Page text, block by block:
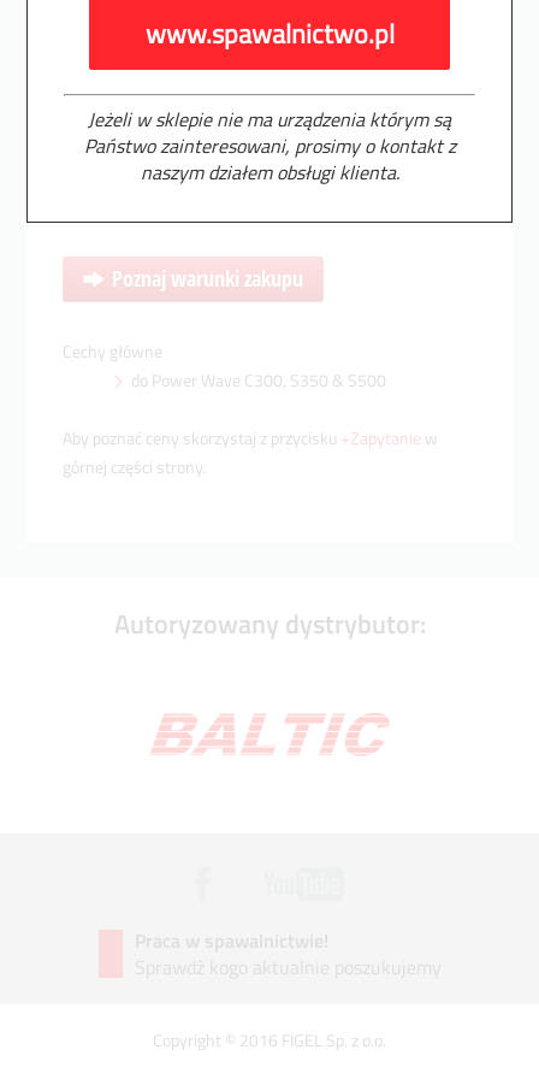
Opis
Dane techniczne
Poznaj warunki zakupu
Cechy główne
do Power Wave C300, S350 & S500
Aby poznać ceny skorzystaj z przycisku +Zapytanie w
górnej części strony.
Autoryzowany dystrybutor:
Copyright © 2016 FIGEL Sp. z o.o.
www.spawalnictwo.pl
Jeżeli w sklepie nie ma produktu którym jesteś
zainteresowany, prosimy o kontakt z naszym
działem obsługi klienta.
www.spawalnictwo.pl
Jeżeli w sklepie nie ma urządzenia którym są
Państwo zainteresowani, prosimy o kontakt z
naszym działem obsługi klienta.